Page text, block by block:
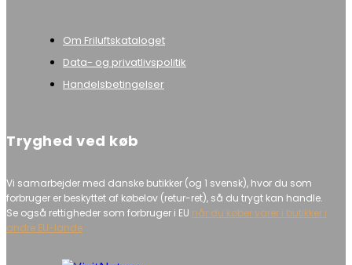
Om Friluftskataloget
Data- og privatlivspolitik
Handelsbetingelser
Tryghed ved køb
Vi samarbejder med danske butikker (og 1 svensk), hvor du som
forbruger er beskyttet af købelov (retur-ret), så du trygt kan handle.
Se også rettigheder som forbruger i EU når du køber varer i butikker i
andre EU-lande